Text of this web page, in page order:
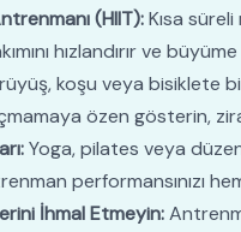
(HIIT):Kısa
hızlandırır ve
koşu veya bisiklete
kaçmamaya özen
Yoga, pilates veya
İhmal Etmeyin: